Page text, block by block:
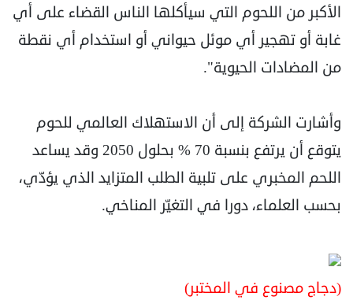
الأكبر من اللحوم التي سيأكلها الناس القضاء على أي
غابة أو تهجير أي موئل حيواني أو استخدام أي نقطة
من المضادات الحيوية".
وأشارت الشركة إلى أن الاستهلاك العالمي للحوم
يتوقع أن يرتفع بنسبة 70 % بحلول 2050 وقد يساعد
اللحم المخبري على تلبية الطلب المتزايد الذي يؤدّي،
بحسب العلماء، دورا في التغيّر المناخي.
(دجاج مصنوع في المختبر)